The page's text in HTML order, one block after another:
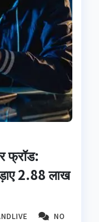
फ्रॉड:
2.88 लाख
NO